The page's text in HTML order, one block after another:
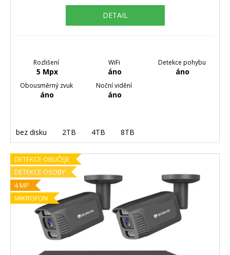
DETAIL
Rozlišení
5 Mpx
WiFi
áno
Detekce pohybu
áno
Obousměrný zvuk
áno
Noční vidění
áno
bez disku 2TB 4TB 8TB
DETEKCE OBLIČEJE
DETEKCE OSOBY
4 MP
MIKROFON